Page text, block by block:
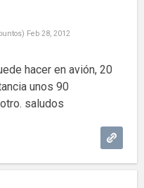
Feb 28, 2012
hacer en avión, 20
unos 90
saludos